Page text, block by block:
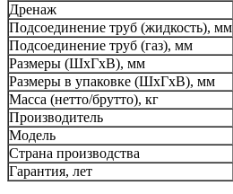
Дренаж
Подсоединение труб (жидкость), мм
Подсоединение труб (газ), мм
Размеры (ШxГxВ), мм
Размеры в упаковке (ШxГxВ), мм
Масса (нетто/брутто), кг
Производитель
Модель
Страна производства
Гарантия, лет